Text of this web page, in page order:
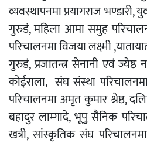
व्यवस्थापनमा प्रयागराज
गुरुडं, महिला आमा समुह
परिचालनमा विजया लक्ष्मी
गुरुडं, प्रजातन्त्र सेनानी एवं ज्येष्ठ
कोईराला, संघ संस्था
परिचालनमा अमृत कुमार श्रेष्ठ,
बहादुर लाम्गादे, भूपु सैनिक
खत्री, सांस्कृतिक संघ